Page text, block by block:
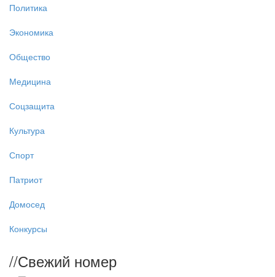
Политика
Экономика
Общество
Медицина
Соцзащита
Культура
Спорт
Патриот
Домосед
Конкурсы
//Свежий номер